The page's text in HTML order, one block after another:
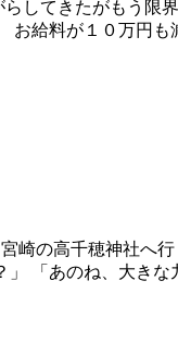
してきたがもう限
お給料が１０万円も
崎の高千穂神社へ
「あのね、大きな